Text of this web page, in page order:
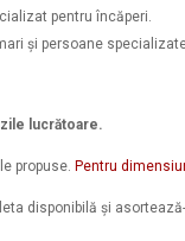
pentru încăperi.
și persoane
lucrătoare.
propuse. Pentru
disponibilă și